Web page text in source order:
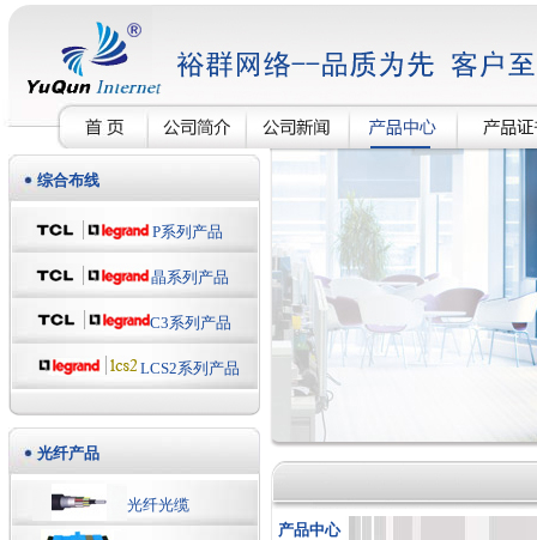
综合布线
P系列产品
晶系列产品
C3系列产品
LCS2系列产品
光纤产品
光纤光缆
产品中心